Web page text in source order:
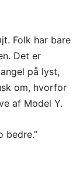
Folk har bare
Det er
på lyst,
om, hvorfor
af Model Y.
bedre.”